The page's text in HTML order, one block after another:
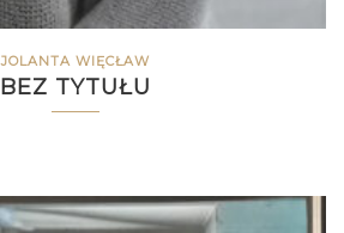
JOLANTA WIĘCŁAW
BEZ TYTUŁU